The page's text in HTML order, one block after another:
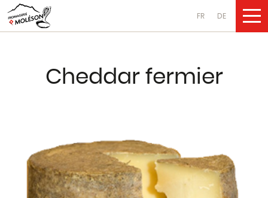
FR DE
Käsesorten
aus Schafsmilch
Molkereiprodukte
Cheddar fermier